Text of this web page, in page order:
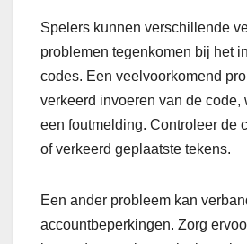
Spelers kunnen verschillende
problemen tegenkomen bij het
codes. Een veelvoorkomend
verkeerd invoeren van de code,
een foutmelding. Controleer de
of verkeerd geplaatste tekens.
Een ander probleem kan
accountbeperkingen. Zorg